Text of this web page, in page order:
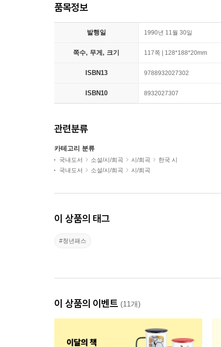
품목정보
발행일 1990년 11월 30일
쪽수, 무게, 크기 117쪽 | 128*188*20mm
ISBN13 9788932027302
ISBN10 8932027307
관련분류
카테고리 분류
국내도서 소설/시/희곡 시/희곡
한국 시
국내도서
소설/시/희곡 시/희곡
이 상품의 태그
#청년패스
이 상품의 이벤트 (11개)